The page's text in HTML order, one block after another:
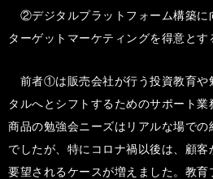
②デジタルプラットフォーム構築に
ターゲットマーケティングを得意とす
前者①は販売会社が行う投資教育や
タルへとシフトするためのサポート
商品の勉強会ニーズはリアルな場で
でしたが、特にコロナ禍以後は、顧
要望されるケースが増えました。教育